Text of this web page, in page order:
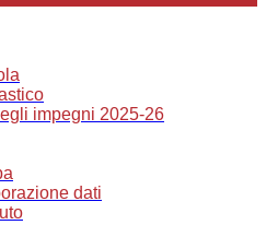
impegni 2025-26
dati